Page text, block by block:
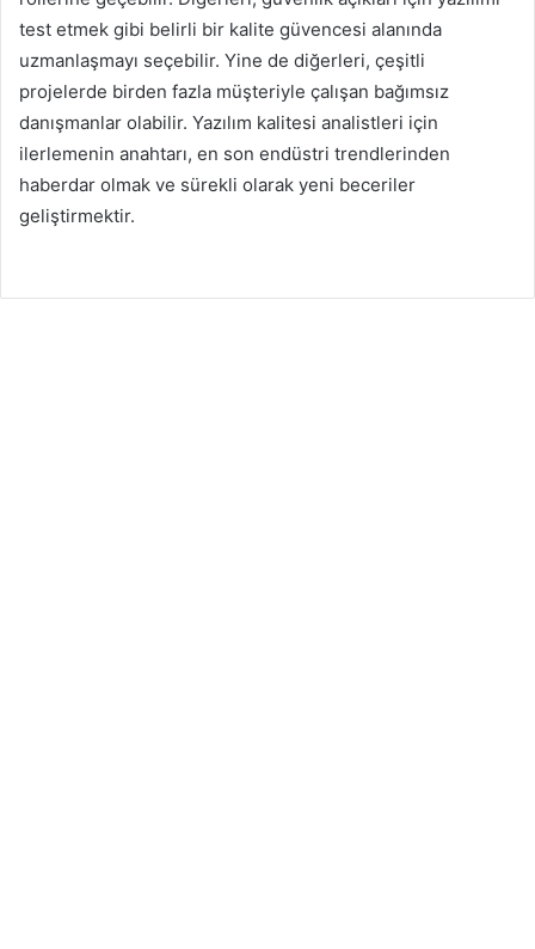
test etmek gibi belirli bir kalite güvencesi alanında
uzmanlaşmayı seçebilir. Yine de diğerleri, çeşitli
projelerde birden fazla müşteriyle çalışan bağımsız
danışmanlar olabilir. Yazılım kalitesi analistleri için
ilerlemenin anahtarı, en son endüstri trendlerinden
haberdar olmak ve sürekli olarak yeni beceriler
geliştirmektir.